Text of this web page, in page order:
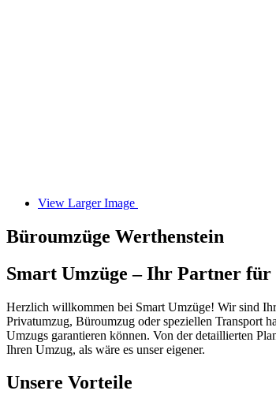
View Larger Image
Büroumzüge Werthenstein
Smart Umzüge – Ihr Partner
Herzlich willkommen bei Smart Umzüge! Wir sind
Privatumzug, Büroumzug oder speziellen Transport
Umzugs garantieren können. Von der detaillierten
Ihren Umzug, als wäre es unser eigener.
Unsere Vorteile